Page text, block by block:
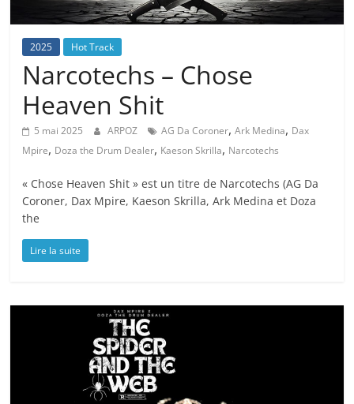
2025 Hot Track
Narcotechs – Chose
Heaven Shit
5 mai 2025 ARPOZ AG Da Coroner,Ark Medina, Dax
Mpire, Doza the Drum Dealer, Kaeson Skrilla, Narcotechs
« Chose Heaven Shit » est un titre de Narcotechs (AG Da
Coroner, Dax Mpire, Kaeson Skrilla, Ark Medina et Doza
the
Lire la suite